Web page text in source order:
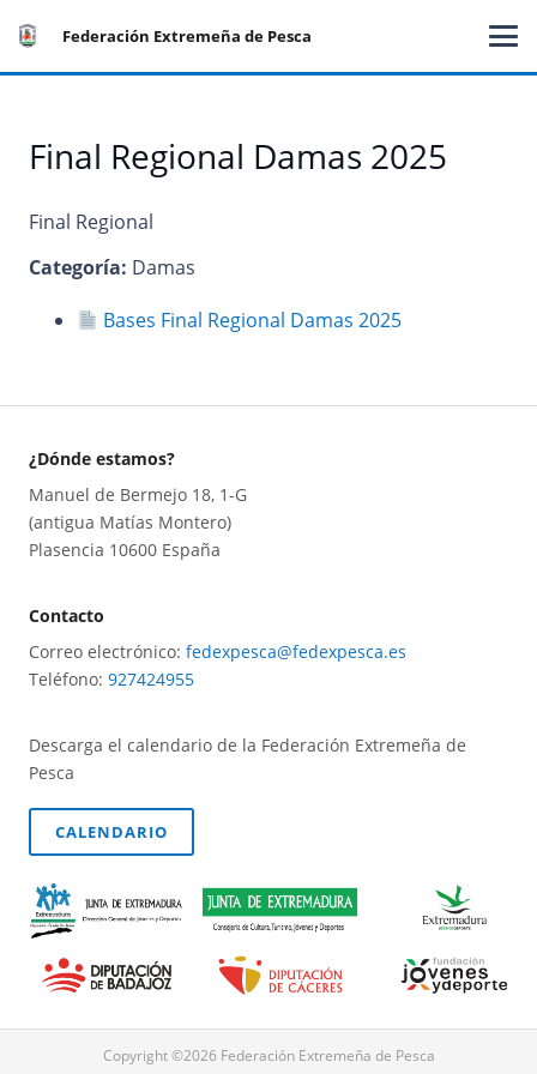
Federación Extremeña de Pesca
Final Regional Damas 2025
Final Regional
Categoría: Damas
Bases Final Regional Damas 2025
¿Dónde estamos?
Manuel de Bermejo 18, 1-G
(antigua Matías Montero)
Plasencia 10600 España
Contacto
Correo electrónico: fedexpesca@fedexpesca.es
Teléfono: 927424955
Descarga el calendario de la Federación Extremeña de
Pesca
CALENDARIO
Copyright ©2026 Federación Extremeña de Pesca